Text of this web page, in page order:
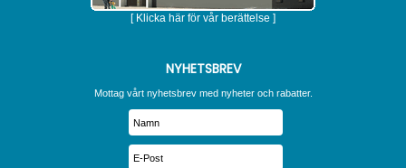
[ Klicka här för vår berättelse ]
NYHETSBREV
Mottag vårt nyhetsbrev med nyheter och rabatter.